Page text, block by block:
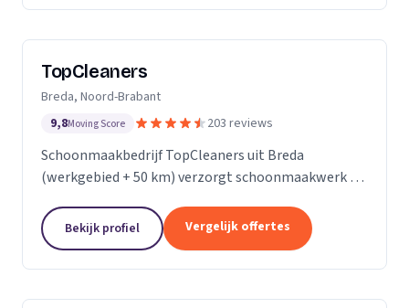
TopCleaners
Breda, Noord-Brabant
9,8Moving Score 203 reviews
Schoonmaakbedrijf TopCleaners uit Breda
(werkgebied + 50 km) verzorgt schoonmaakwerk bij
enthousiaste en vak geschoolde schoonmakers. Wij
leveren...
Bekijk profiel Vergelijk offertes